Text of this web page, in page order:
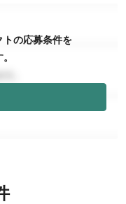
トの応募条件を